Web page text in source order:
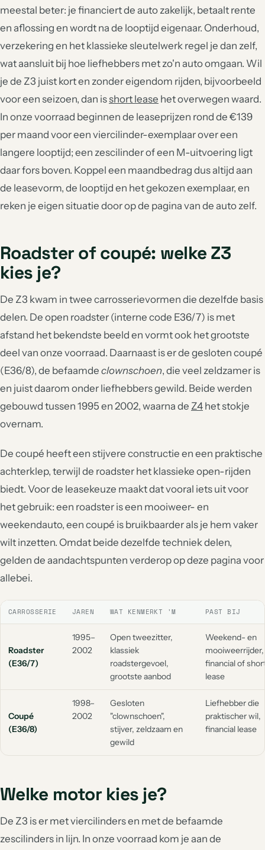
meestal beter: je financiert de auto zakelijk, betaalt rente
en aflossing en wordt na de looptijd eigenaar. Onderhoud,
verzekering en het klassieke sleutelwerk regel je dan zelf,
wat aansluit bij hoe liefhebbers met zo'n auto omgaan. Wil
je de Z3 juist kort en zonder eigendom rijden, bijvoorbeeld
voor een seizoen, dan isshort lease het overwegen waard.
In onze voorraad beginnen de leaseprijzen rond de €139
per maand voor een viercilinder-exemplaar over een
langere looptijd; een zescilinder of een M-uitvoering ligt
daar fors boven. Koppel een maandbedrag dus altijd aan
de leasevorm, de looptijd en het gekozen exemplaar, en
reken je eigen situatie door op de pagina van de auto zelf.
Roadster of coupé: welke Z3
kies je?
De Z3 kwam in twee carrosserievormen die dezelfde basis
delen. De open roadster (interne code E36/7) is met
afstand het bekendste beeld en vormt ook het grootste
deel van onze voorraad. Daarnaast is er de gesloten coupé
(E36/8), de befaamde clownschoen, die veel zeldzamer is
en juist daarom onder liefhebbers gewild. Beide werden
gebouwd tussen 1995 en 2002, waarna de Z4 het stokje
overnam.
De coupé heeft een stijvere constructie en een praktische
achterklep, terwijl de roadster het klassieke open-rijden
biedt. Voor de leasekeuze maakt dat vooral iets uit voor
het gebruik: een roadster is een mooiweer- en
weekendauto, een coupé is bruikbaarder als je hem vaker
wilt inzetten. Omdat beide dezelfde techniek delen,
gelden de aandachtspunten verderop op deze pagina voor
allebei.
CARROSSERIE JAREN WAT KENMERKT 'M PAST BIJ
Roadster
(E36/7)
1995–
2002
Open tweezitter,
klassiek
roadstergevoel,
grootste aanbod
Weekend- en
mooiweerrijder,
financial of
lease
Coupé
(E36/8)
1998–
2002
Gesloten
"clownschoen",
stijver, zeldzaam en
gewild
Liefhebber die
praktischer wil,
financial lease
Welke motor kies je?
De Z3 is er met viercilinders en met de befaamde
zescilinders in lijn. In onze voorraad kom je aan de